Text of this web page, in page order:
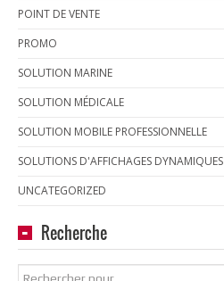
POINT DE VENTE
PROMO
SOLUTION MARINE
SOLUTION MÉDICALE
SOLUTION MOBILE PROFESSIONNELLE
SOLUTIONS D'AFFICHAGES DYNAMIQUES
UNCATEGORIZED
Recherche